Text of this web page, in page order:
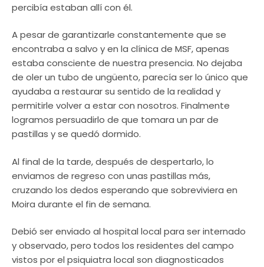
percibía estaban allí con él.
A pesar de garantizarle constantemente que se
encontraba a salvo y en la clínica de MSF, apenas
estaba consciente de nuestra presencia. No dejaba
de oler un tubo de ungüento, parecía ser lo único que
ayudaba a restaurar su sentido de la realidad y
permitirle volver a estar con nosotros. Finalmente
logramos persuadirlo de que tomara un par de
pastillas y se quedó dormido.
Al final de la tarde, después de despertarlo, lo
enviamos de regreso con unas pastillas más,
cruzando los dedos esperando que sobreviviera en
Moira durante el fin de semana.
Debió ser enviado al hospital local para ser internado
y observado, pero todos los residentes del campo
vistos por el psiquiatra local son diagnosticados